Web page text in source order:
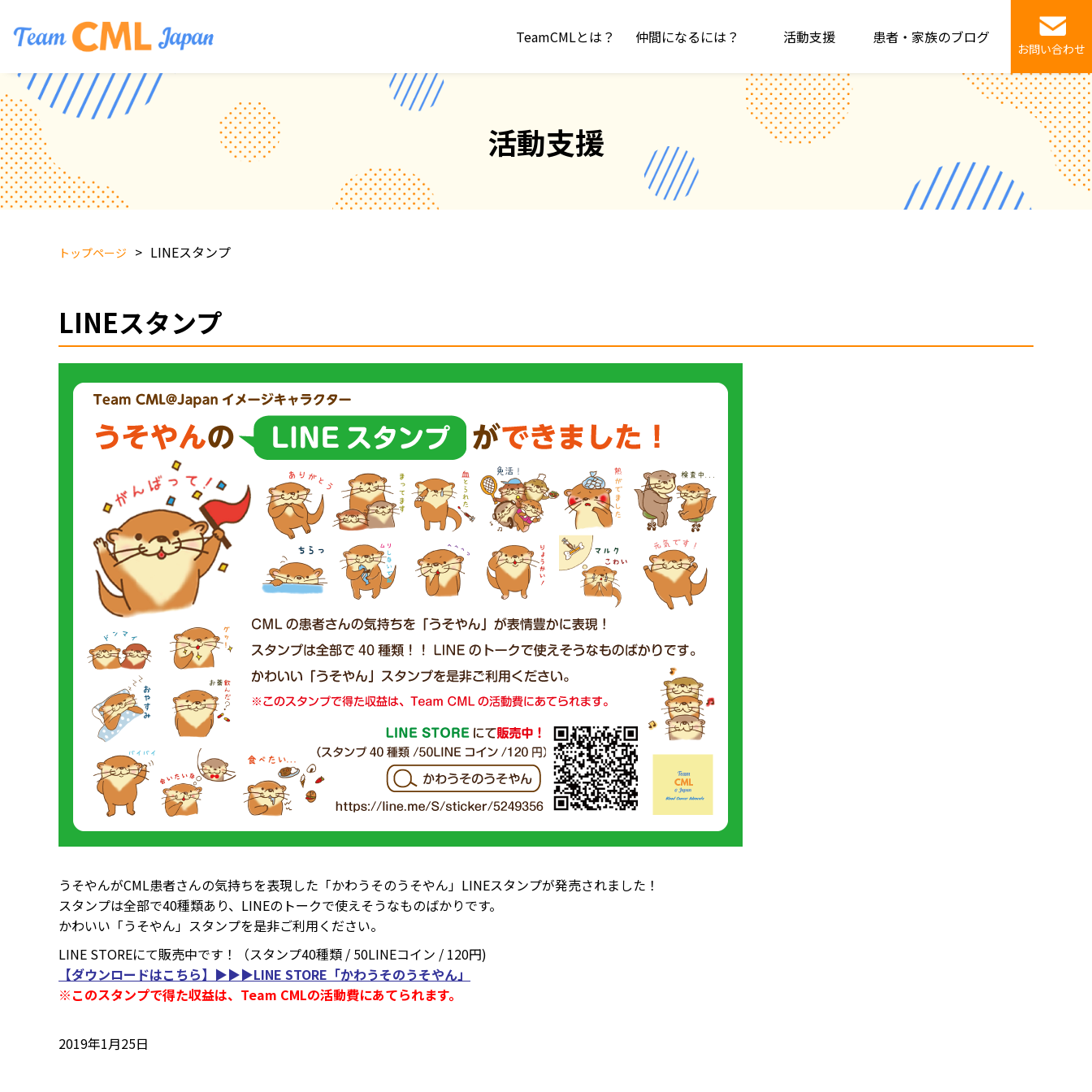
TeamCMLとは？ 仲間になるには？ 活動支援 患者・家族のブログ
お問い合わせ
活動支援
トップページ LINEスタンプ
LINEスタンプ
うそやんがCML患者さんの気持ちを表現した「かわうそのうそやん」LINEスタンプが発売されました！
スタンプは全部で40種類あり、LINEのトークで使えそうなものばかりです。
かわいい「うそやん」スタンプを是非ご利用ください。
LINE STOREにて販売中です！（スタンプ40種類 / 50LINEコイン / 120円)
【ダウンロードはこちら】▶▶▶LINE STORE「かわうそのうそやん」
※このスタンプで得た収益は、Team CMLの活動費にあてられます。
2019年1月25日